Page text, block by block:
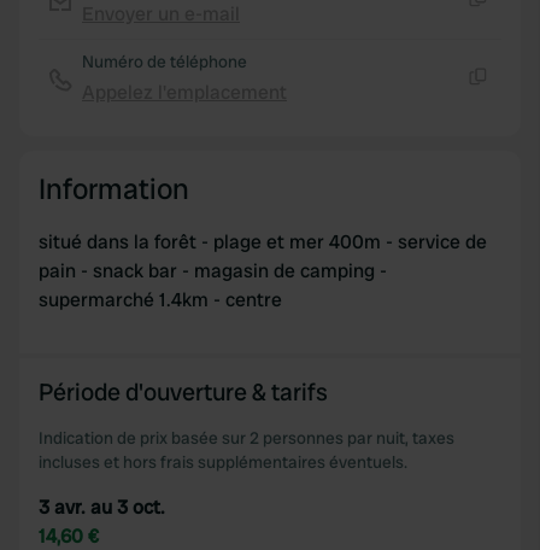
Numéro de téléphone
Information
situé dans la forêt - plage et mer 400m - service de
pain - snack bar - magasin de camping -
supermarché 1.4km - centre
Période d'ouverture & tarifs
Indication de prix basée sur 2 personnes par nuit, taxes
incluses et hors frais supplémentaires éventuels.
3 avr. au 3 oct.
14,60 €